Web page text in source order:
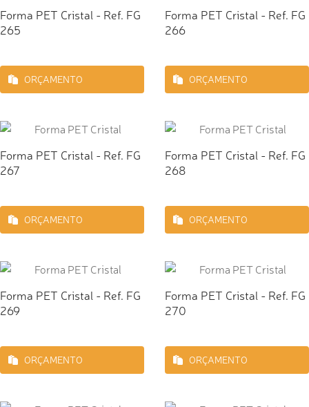
Forma PET Cristal - Ref. FG
265
ORÇAMENTO
Forma PET Cristal - Ref. FG
266
ORÇAMENTO
Forma PET Cristal - Ref. FG
267
ORÇAMENTO
Forma PET Cristal - Ref. FG
268
ORÇAMENTO
Forma PET Cristal - Ref. FG
269
ORÇAMENTO
Forma PET Cristal - Ref. FG
270
ORÇAMENTO